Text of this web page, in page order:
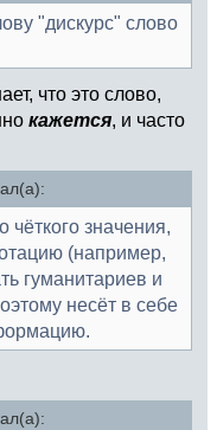
"дискурс" слово
что это слово,
кажется, и часто
чёткого значения,
(например,
гуманитариев и
несёт в себе